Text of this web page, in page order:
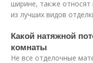
ширине, также
из лучших видов
Какой натяжной
комнаты
Не все отделочные